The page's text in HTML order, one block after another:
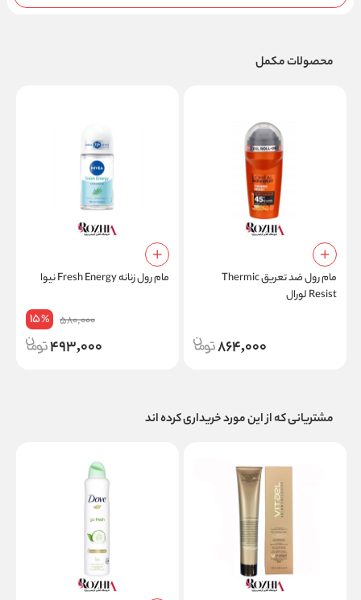
محصولات مکمل
مام رول ضد تعریق Thermic
Resist لورال
864,000
مام رول زنانه Fresh Energy نیوا
580,000
15%
493,000
مشتریانی که از این مورد خریداری کرده اند